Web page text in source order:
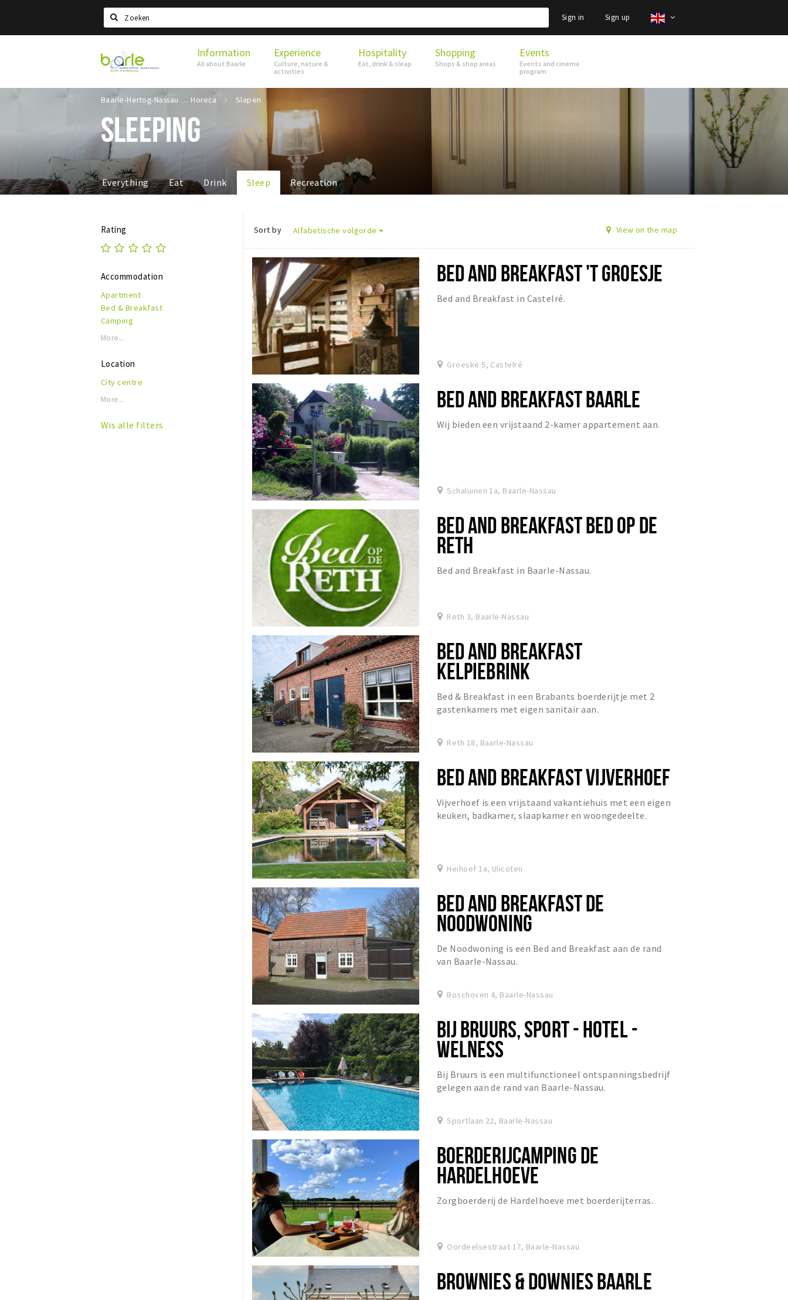
Search
Sign in Sign up
Visit
Baarle
Information
All about Baarle
Experience
Culture, nature &
activities
Hospitality
Eat, drink & sleap
Shopping
Shops & shop areas
Events
Events and cinema
program
Baarle-Hertog-Nassau Horeca Slapen
SLEEPING
Everything Eat Drink Sleep Recreation
Rating
Accommodation
Apartment
Bed & Breakfast
Camping
Hotel
Holiday resort
More...
Location
City centre
More...
Wis alle filters
Sort by Alfabetische volgorde View on the map
BED AND BREAKFAST 'T GROESJE
Bed and Breakfast in Castelré.
Groeske 5, Castelré
BED AND BREAKFAST BAARLE
Wij bieden een vrijstaand 2-kamer appartement aan.
Schaluinen 1a, Baarle-Nassau
BED AND BREAKFAST BED OP DE
RETH
Bed and Breakfast in Baarle-Nassau.
Reth 3, Baarle-Nassau
BED AND BREAKFAST
KELPIEBRINK
Bed & Breakfast in een Brabants boerderijtje met 2
gastenkamers met eigen sanitair aan.
Reth 18, Baarle-Nassau
BED AND BREAKFAST VIJVERHOEF
Vijverhoef is een vrijstaand vakantiehuis met een eigen
keuken, badkamer, slaapkamer en woongedeelte.
Heihoef 1a, Ulicoten
BED AND BREAKFAST DE
NOODWONING
De Noodwoning is een Bed and Breakfast aan de rand
van Baarle-Nassau.
Boschoven 4, Baarle-Nassau
BIJ BRUURS, SPORT - HOTEL -
WELNESS
Bij Bruurs is een multifunctioneel ontspanningsbedrijf
gelegen aan de rand van Baarle-Nassau.
Sportlaan 22, Baarle-Nassau
BOERDERIJCAMPING DE
HARDELHOEVE
Zorgboerderij de Hardelhoeve met boerderijterras.
Oordeelsestraat 17, Baarle-Nassau
BROWNIES & DOWNIES BAARLE